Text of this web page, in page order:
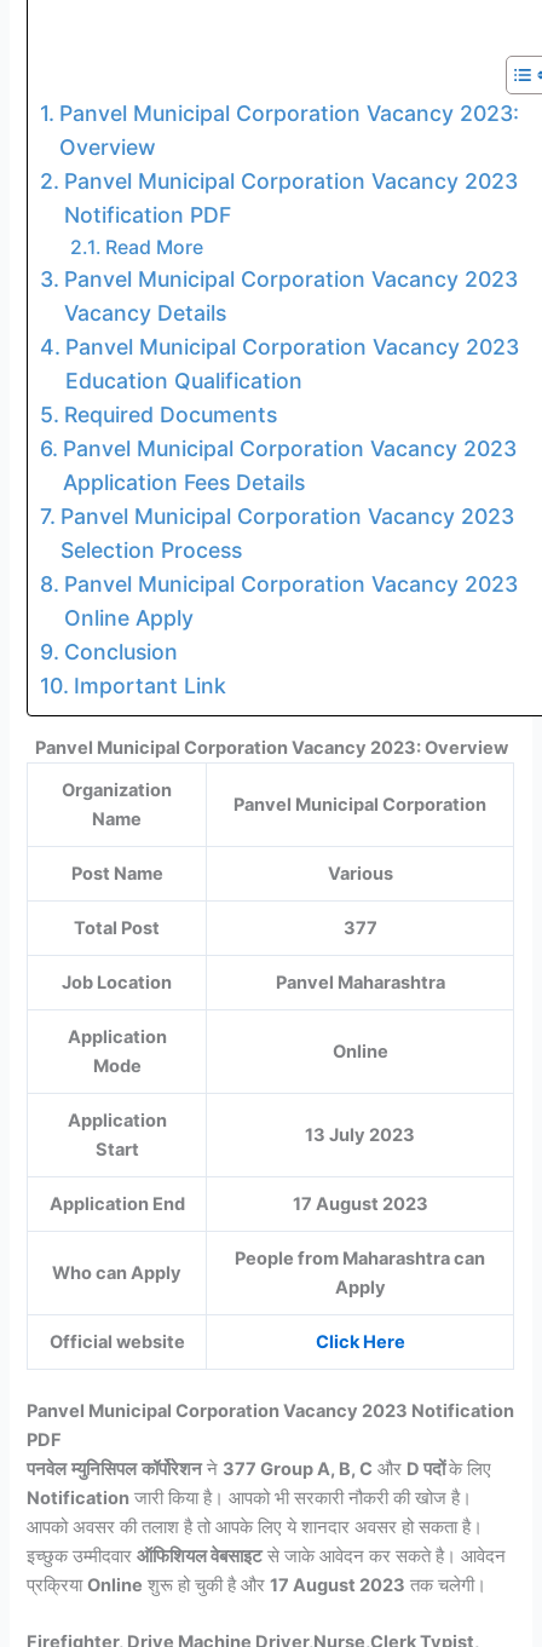
Panvel Municipal Corporation Vacancy 2023:
Overview
Panvel Municipal Corporation Vacancy 2023
Notification PDF
Read More
Panvel Municipal Corporation Vacancy 2023
Vacancy Details
Panvel Municipal Corporation Vacancy 2023
Education Qualification
Required Documents
Panvel Municipal Corporation Vacancy 2023
Application Fees Details
Panvel Municipal Corporation Vacancy 2023
Selection Process
Panvel Municipal Corporation Vacancy 2023
Online Apply
Conclusion
Important Link
Panvel Municipal Corporation Vacancy 2023: Overview
Organization
Name
Panvel Municipal Corporation
Post Name Various
Total Post 377
Job Location Panvel Maharashtra
Application
Mode
Online
Application
Start
13 July 2023
Application End 17 August 2023
Who can Apply
People from Maharashtra can
Apply
Official website Click Here
Panvel Municipal Corporation Vacancy 2023 Notification
PDF
पनवेल म्युनिसिपल कॉर्पोरेशनने 377 Group A, B, C और D पदोंके लिए
Notification जारी किया है। आपको भी सरकारी नौकरी की खोज है।
आपको अवसर की तलाश है तो आपके लिए ये शानदार अवसर हो सकता है।
इच्छुक उम्मीदवारऑफिशियल वेबसाइटसे जाके आवेदन कर सकते है। आवेदन
प्रक्रियाOnline शुरू हो चुकी है और17 August 2023 तक चलेगी।
Firefighter, Drive Machine Driver,Nurse,Clerk Typist,